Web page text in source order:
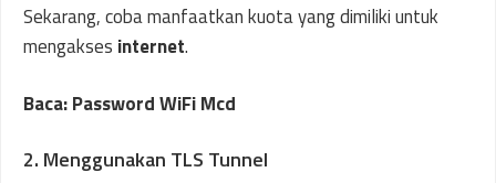
Sekarang, coba manfaatkan kuota yang dimiliki untuk
mengakses internet.
Baca: Password WiFi Mcd
2. Menggunakan TLS Tunnel